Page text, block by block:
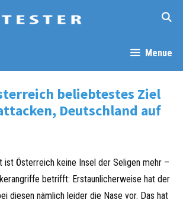
Menue
beliebtestes Ziel
Deutschland auf
ist Österreich keine Insel der Seligen mehr –
betrifft: Erstaunlicherweise hat der
diesen nämlich leider die Nase vor. Das hat